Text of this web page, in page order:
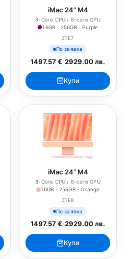
iMac 24" M4
8-Core CPU / 8-core GPU
16GB · 256GB · Purple
Z1E7
По заявка
1497.57 €/2929.00 лв.
Купи
iMac 24" M4
8-Core CPU / 8-core GPU
16GB · 256GB · Orange
Z1E8
По заявка
1497.57 €/2929.00 лв.
Купи